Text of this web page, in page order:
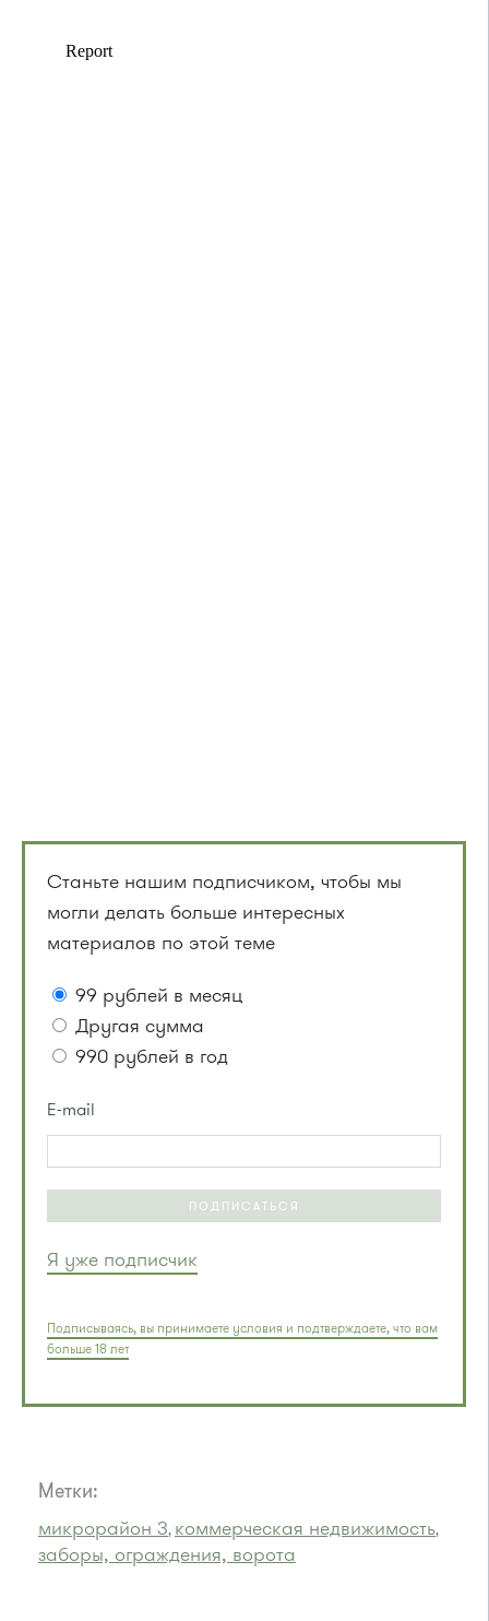
Станьте нашим подписчиком, чтобы мы
могли делать больше интересных
материалов по этой теме
99 рублей в месяц
Другая сумма
990 рублей в год
E-mail
ПОДПИСАТЬСЯ
Я уже подписчик
Подписываясь, вы принимаете условия и подтверждаете, что вам
больше 18 лет
Метки:
микрорайон 3, коммерческая недвижимость,
заборы, ограждения, ворота